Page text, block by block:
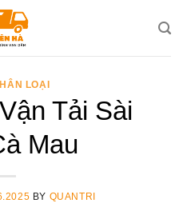
LOẠI
Tải Sài
Mau
BY QUANTRI